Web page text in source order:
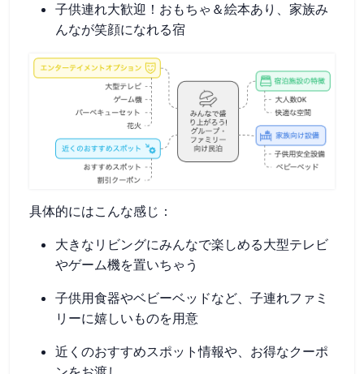
子供連れ大歓迎！おもちゃ＆絵本あり、家族み
んなが笑顔になれる宿
具体的にはこんな感じ：
大きなリビングにみんなで楽しめる大型テレビ
やゲーム機を置いちゃう
子供用食器やベビーベッドなど、子連れファミ
リーに嬉しいものを用意
近くのおすすめスポット情報や、お得なクーポ